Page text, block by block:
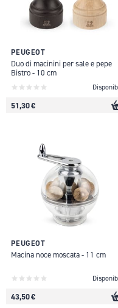
PEUGEOT
Duo di macinini per sale e pepe
Bistro - 10 cm
51,30 €
PEUGEOT
Macina noce moscata - 11 cm
43,50 €